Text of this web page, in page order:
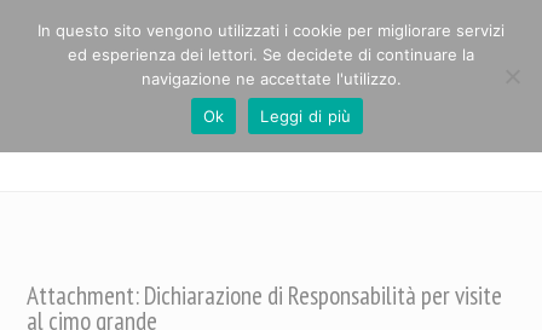
Casa Alpina Paolo Cabrini
Attachment: Dichiarazione di Responsabilità per visite
al cimo grande
In questo sito vengono utilizzati i cookie per migliorare servizi
ed esperienza dei lettori. Se decidete di continuare la
navigazione ne accettate l'utilizzo.
Ok
Leggi di più